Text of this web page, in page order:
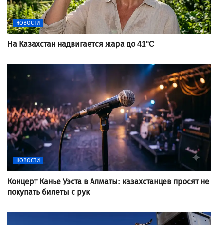
НОВОСТИ
На Казахстан надвигается жара до 41°C
НОВОСТИ
Концерт Канье Уэста в Алматы: казахстанцев просят не
покупать билеты с рук